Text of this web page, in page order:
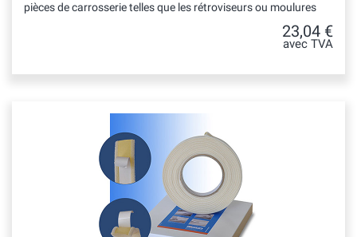
pièces de carrosserie telles que les rétroviseurs ou moulures
23,04 €
avec TVA